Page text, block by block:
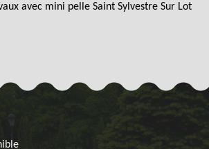
avec mini pelle Saint Sylvestre Sur Lot